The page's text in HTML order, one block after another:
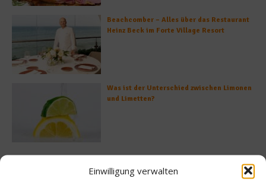
Einwilligung verwalten
Beachcomber – Alles über das Restaurant
Heinz Beck im Forte Village Resort
Was ist der Unterschied zwischen Limonen
und Limetten?